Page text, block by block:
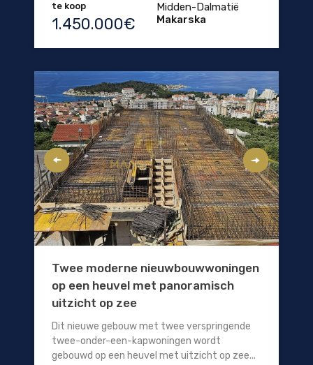
te koop
1.450.000€
Midden-Dalmatië
Makarska
Twee moderne nieuwbouwwoningen
op een heuvel met panoramisch
uitzicht op zee
Dit nieuwe gebouw met twee verspringende
twee-onder-een-kapwoningen wordt
gebouwd op een heuvel met uitzicht op zee...